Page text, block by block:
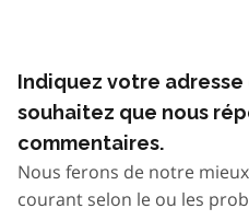
Indiquez votre
souhaitez que nous
commentaires.
Nous ferons de notre
courant selon le ou les